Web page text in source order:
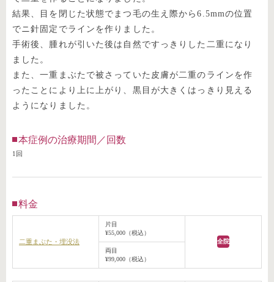
結果、目を閉じた状態でまつ毛の生え際から6.5mmの位置
でニ針固定でラインを作りました。
手術後、腫れが引いた後は自然ですっきりした二重になり
ました。
また、一重まぶたで被さっていた皮膚が二重のラインを作
ったことにより上に上がり、黒目が大きくはっきり見える
ようになりました。
本症例の治療期間／回数
1回
料金
二重まぶた・埋没法
片目
¥55,000（税込）
全院
両目
¥99,000（税込）